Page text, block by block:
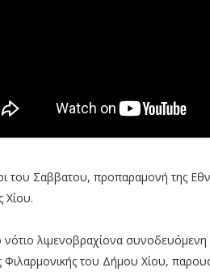
του Σαββατου, προπαραμονή της
Χίου.
νότιο λιμενοβραχίονα
Φιλαρμονικής του Δήμου Χίου,